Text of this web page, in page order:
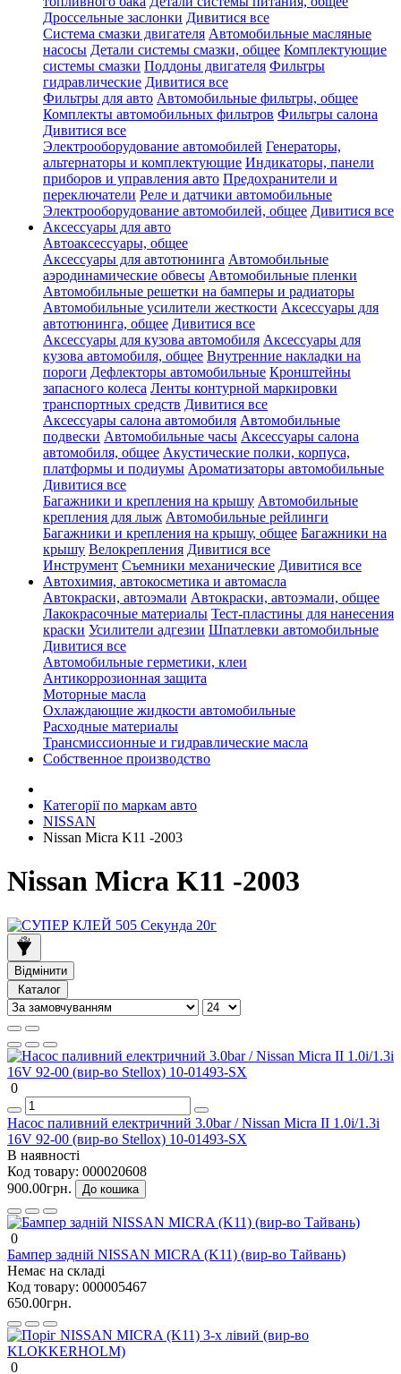
Дроссельные заслонки Дивитися все
Система смазки двигателя Автомобильные масляные
насосы Детали системы смазки, общее Комплектующие
системы смазки Поддоны двигателя Фильтры
гидравлические Дивитися все
Фильтры для авто Автомобильные фильтры, общее
Комплекты автомобильных фильтров Фильтры салона
Дивитися все
Электрооборудование автомобилей Генераторы,
альтернаторы и комплектующие Индикаторы, панели
приборов и управления авто Предохранители и
переключатели Реле и датчики автомобильные
Электрооборудование автомобилей, общее Дивитися все
Аксессуары для авто
Автоаксессуары, общее
Аксессуары для автотюнинга Автомобильные
аэродинамические обвесы Автомобильные пленки
Автомобильные решетки на бамперы и радиаторы
Автомобильные усилители жесткости Аксессуары для
автотюнинга, общее Дивитися все
Аксессуары для кузова автомобиля Аксессуары для
кузова автомобиля, общее Внутренние накладки на
пороги Дефлекторы автомобильные Кронштейны
запасного колеса Ленты контурной маркировки
транспортных средств Дивитися все
Аксессуары салона автомобиля Автомобильные
подвески Автомобильные часы Аксессуары салона
автомобиля, общее Акустические полки, корпуса,
платформы и подиумы Ароматизаторы автомобильные
Дивитися все
Багажники и крепления на крышу Автомобильные
крепления для лыж Автомобильные рейлинги
Багажники и крепления на крышу, общее Багажники на
крышу Велокрепления Дивитися все
Инструмент Съемники механические Дивитися все
Автохимия, автокосметика и автомасла
Автокраски, автоэмали Автокраски, автоэмали, общее
Лакокрасочные материалы Тест-пластины для нанесения
краски Усилители адгезии Шпатлевки автомобильные
Дивитися все
Автомобильные герметики, клеи
Антикоррозионная защита
Моторные масла
Охлаждающие жидкости автомобильные
Расходные материалы
Трансмиссионные и гидравлические масла
Собственное производство
Категорії по маркам авто
NISSAN
Nissan Micra K11 -2003
Nissan Micra K11 -2003
Відмінити
Каталог
0
Насос паливний електричний 3.0bar / Nissan Micra II 1.0i/1.3i
16V 92-00 (вир-во Stellox) 10-01493-SX
В наявності
Код товару: 000020608
900.00грн.
До кошика
0
Бампер задній NISSAN MICRA (K11) (вир-во Тайвань)
Немає на складі
Код товару: 000005467
650.00грн.
0